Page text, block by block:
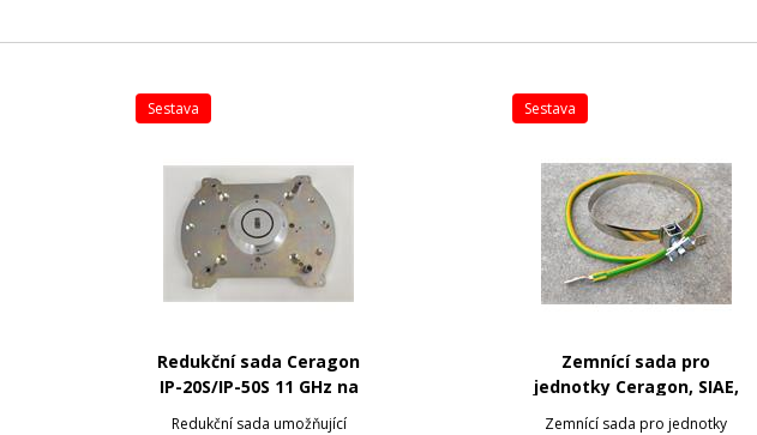
Redukční sada Ceragon
IP-20S/IP-50S 11 GHz na
Redukční sada umožňující
sestava
Zemnící sada pro
jednotky Ceragon, SIAE,
Zemnící sada pro jednotky
sestava